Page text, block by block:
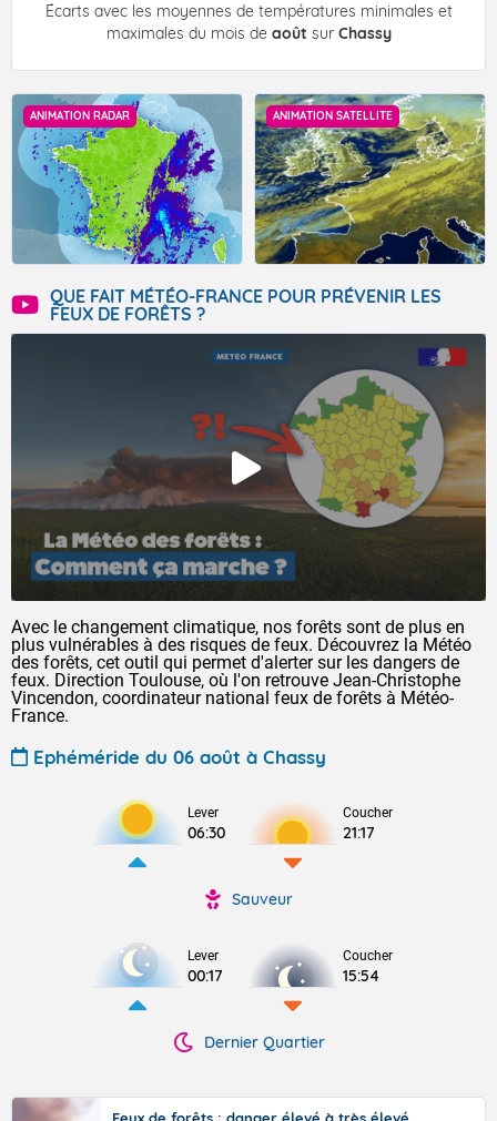
Écarts avec les moyennes de températures minimales et
maximales du mois de août sur Chassy
ANIMATION RADAR ANIMATION SATELLITE
QUE FAIT MÉTÉO-FRANCE POUR PRÉVENIR LES
FEUX DE FORÊTS ?
Avec le changement climatique, nos forêts sont de plus en
plus vulnérables à des risques de feux. Découvrez la Météo
des forêts, cet outil qui permet d'alerter sur les dangers de
feux. Direction Toulouse, où l'on retrouve Jean-Christophe
Vincendon, coordinateur national feux de forêts à Météo-
France.
Ephéméride du 06 août à Chassy
Lever
06:30
Coucher
21:17
Sauveur
Lever
00:17
Coucher
15:54
Dernier Quartier